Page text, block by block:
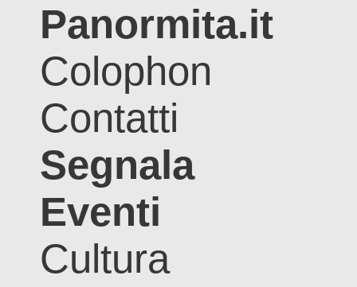
Panormita.it
Colophon
Contatti
Segnala
Eventi
Cultura